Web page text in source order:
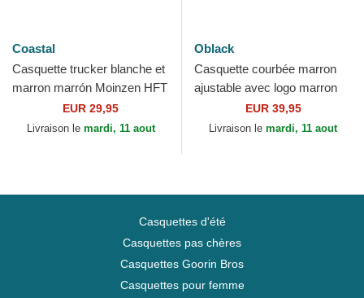
Coastal
Casquette trucker blanche et
marron marrón Moinzen HFT
EUR 29,95
Livraison le mardi, 11 aout
Oblack
Casquette courbée marron
ajustable avec logo marron
Baseball Peach OBL061
Oblack
EUR 39,95
Livraison le mardi, 11 aout
Casquettes d'été
Casquettes pas chères
Casquettes Goorin Bros
Casquettes pour femme